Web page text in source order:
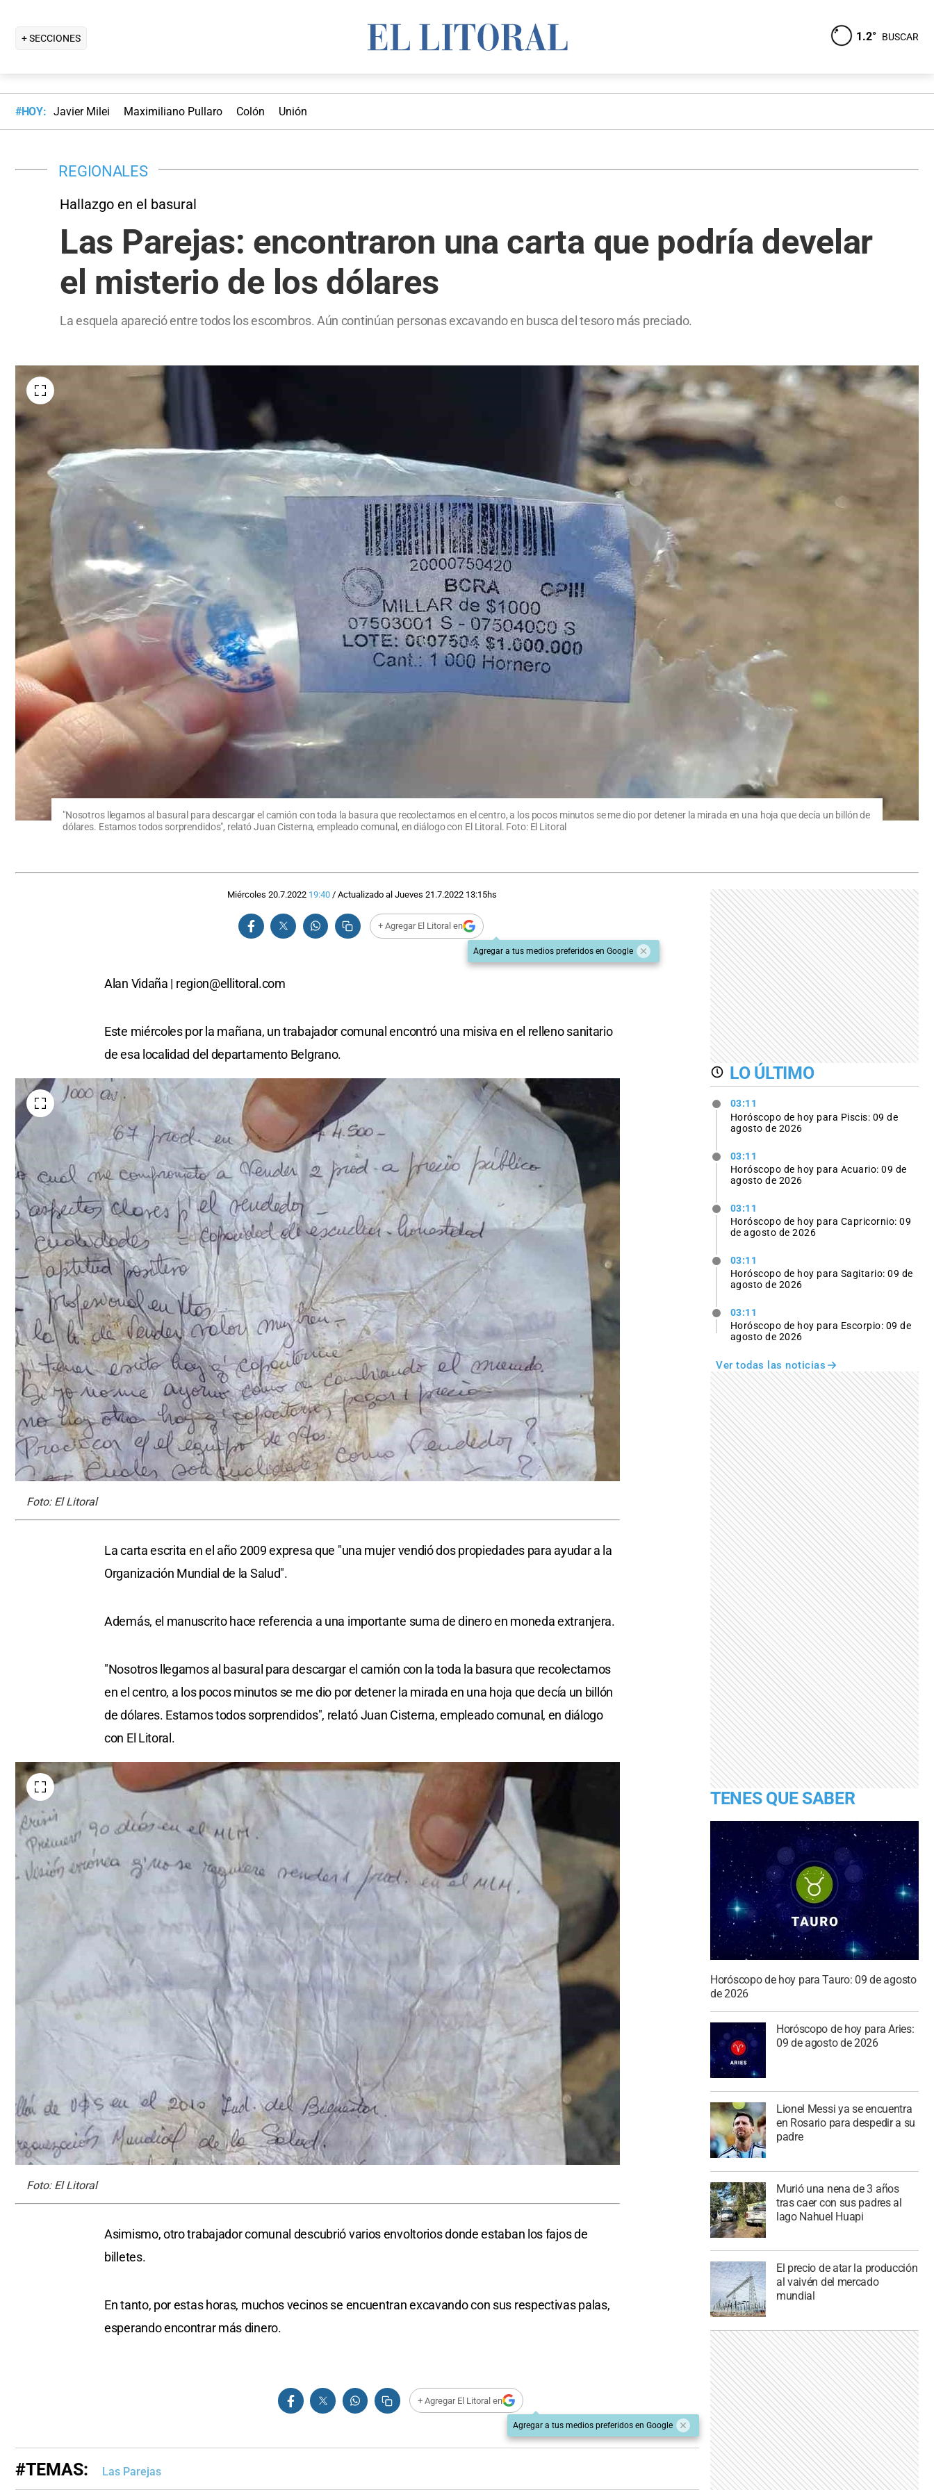
+ SECCIONES 1.2° BUSCAR
#HOY: Javier Milei Maximiliano Pullaro Colón Unión
REGIONALES
Hallazgo en el basural
Las Parejas: encontraron una carta que podría develar
el misterio de los dólares
La esquela apareció entre todos los escombros. Aún continúan personas excavando en busca del tesoro más preciado.
"Nosotros llegamos al basural para descargar el camión con toda la basura que recolectamos en el centro, a los pocos minutos se me dio por detener la mirada en una hoja que decía un billón de
dólares. Estamos todos sorprendidos", relató Juan Cisterna, empleado comunal, en diálogo con El Litoral. Foto: El Litoral
Miércoles 20.7.2022 19:40 / Actualizado al Jueves 21.7.2022 13:15hs
+ Agregar El Litoral en
Agregar a tus medios preferidos en Google
Alan Vidaña | region@ellitoral.com
Este miércoles por la mañana, un trabajador comunal encontró una misiva en el relleno sanitario
de esa localidad del departamento Belgrano.
Foto: El Litoral
La carta escrita en el año 2009 expresa que "una mujer vendió dos propiedades para ayudar a la
Organización Mundial de la Salud".
Además, el manuscrito hace referencia a una importante suma de dinero en moneda extranjera.
"Nosotros llegamos al basural para descargar el camión con la toda la basura que recolectamos
en el centro, a los pocos minutos se me dio por detener la mirada en una hoja que decía un billón
de dólares. Estamos todos sorprendidos", relató Juan Cisterna, empleado comunal, en diálogo
con El Litoral.
Foto: El Litoral
Asimismo, otro trabajador comunal descubrió varios envoltorios donde estaban los fajos de
billetes.
En tanto, por estas horas, muchos vecinos se encuentran excavando con sus respectivas palas,
esperando encontrar más dinero.
+ Agregar El Litoral en
Agregar a tus medios preferidos en Google
#TEMAS: Las Parejas
LO ÚLTIMO
03:11
Horóscopo de hoy para Piscis: 09 de
agosto de 2026
03:11
Horóscopo de hoy para Acuario: 09 de
agosto de 2026
03:11
Horóscopo de hoy para Capricornio: 09
de agosto de 2026
03:11
Horóscopo de hoy para Sagitario: 09 de
agosto de 2026
03:11
Horóscopo de hoy para Escorpio: 09 de
agosto de 2026
Ver todas las noticias
TENES QUE SABER
Horóscopo de hoy para Tauro: 09 de agosto
de 2026
Horóscopo de hoy para Aries:
09 de agosto de 2026
Lionel Messi ya se encuentra
en Rosario para despedir a su
padre
Murió una nena de 3 años
tras caer con sus padres al
lago Nahuel Huapi
El precio de atar la producción
al vaivén del mercado
mundial